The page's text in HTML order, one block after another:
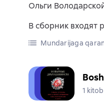
Ольги
В сборник входят
Mundarijaga
1